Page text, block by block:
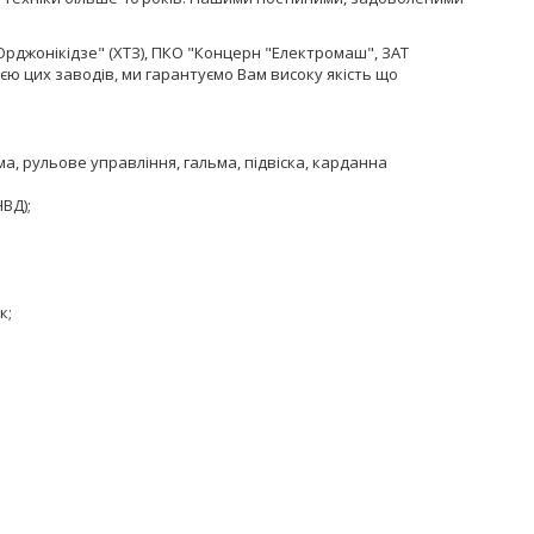
(ХТЗ), ПКО "Концерн "Електромаш", ЗАТ
заводів, ми гарантуємо Вам високу якість що
рульове управління, гальма, підвіска, карданна